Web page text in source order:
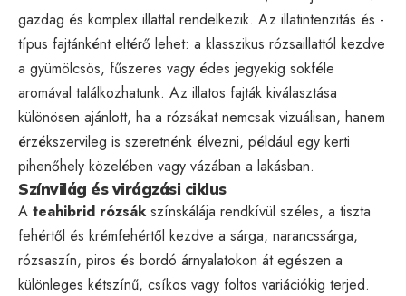
gazdag és komplex illattal rendelkezik. Az illatintenzitás és -
típus fajtánként eltérő lehet: a klasszikus rózsaillattól kezdve
a gyümölcsös, fűszeres vagy édes jegyekig sokféle
aromával találkozhatunk. Az illatos fajták kiválasztása
különösen ajánlott, ha a rózsákat nemcsak vizuálisan, hanem
érzékszervileg is szeretnénk élvezni, például egy kerti
pihenőhely közelében vagy vázában a lakásban.
Színvilág és virágzási ciklus
A teahibrid rózsák színskálája rendkívül széles, a tiszta
fehértől és krémfehértől kezdve a sárga, narancssárga,
rózsaszín, piros és bordó árnyalatokon át egészen a
különleges kétszínű, csíkos vagy foltos variációkig terjed.